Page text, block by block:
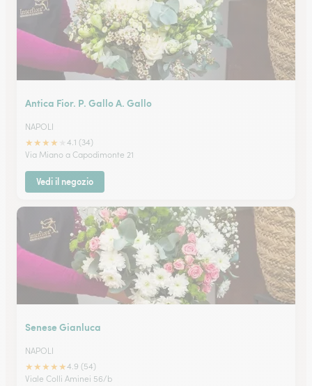
Antica Fior. P. Gallo A. Gallo
NAPOLI
★★★★
4.1 (34)
Via Miano a Capodimonte 21
Vedi il negozio
Senese Gianluca
NAPOLI
★★★★★4.9 (54)
Viale Colli Aminei 56/b